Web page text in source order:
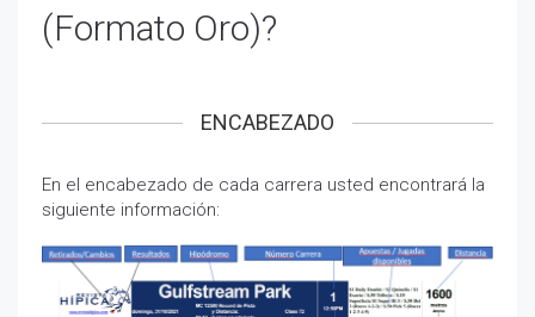
(Formato Oro)?
ENCABEZADO
En el encabezado de cada carrera usted encontrará la
siguiente información: